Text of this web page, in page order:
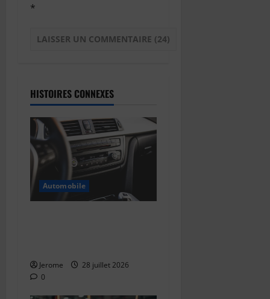
*
HISTOIRES CONNEXES
Automobile
Jerome
28 juillet 2026
0